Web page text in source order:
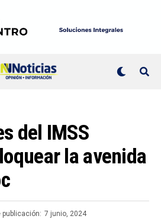
del IMSS
la avenida
publicación: 7 junio, 2024